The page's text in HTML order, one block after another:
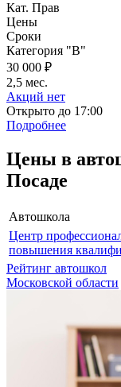
Кат. Прав
Цены
Сроки
Категория "B"
30 000 ₽
2,5 мес.
Акций нет
Открыто до 17:00
Подробнее
Цены в
Посаде
Автошкола
Центр
повышения
Рейтинг автошкол
Московской области